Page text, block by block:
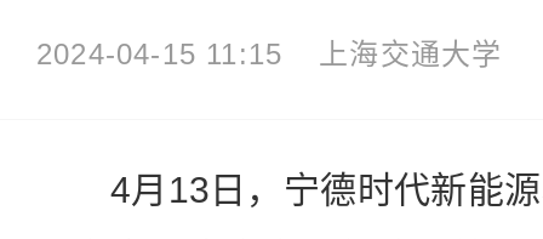
2024-04-15 11:15 上海交通大学
4月13日，宁德时代新能源